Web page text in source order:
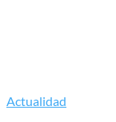
Actualidad